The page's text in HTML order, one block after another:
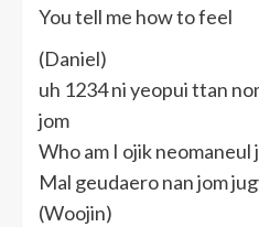
You tell me how to feel
(Daniel)
uh 1234 ni yeopui ttan
jom
Who am I ojik
Mal geudaero nan jom
(Woojin)